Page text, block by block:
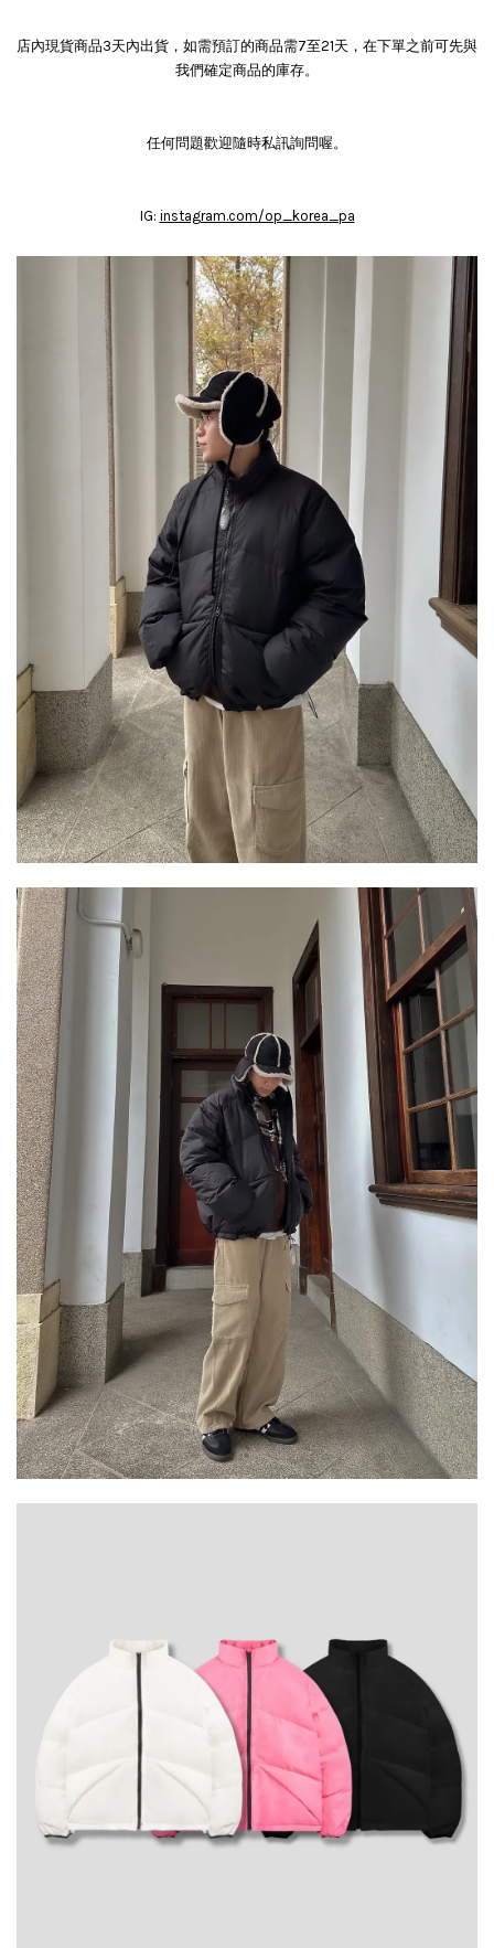
店內現貨商品3天內出貨，如需預訂的商品需7至21天，在下單之前可先與
我們確定商品的庫存。
任何問題歡迎隨時私訊詢問喔。
IG: instagram.com/op_korea_pa